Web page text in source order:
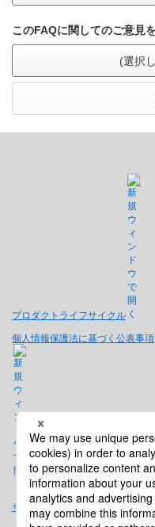
このFAQに関してのご意見
(選択
プロダクトライフサイクル
個人情報保護法に基づく公表事項
サイトマップ